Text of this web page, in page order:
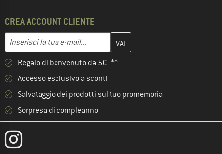
CREA ACCOUNT CLIENTE
Indirizzo e-mail
Inserisci qui il tuo indirizzo e-mail e crea il tuo account cliente
Regalo di benvenuto da 5€ **
Accesso esclusivo a sconti
Salvataggio dei prodotti sul tuo promemoria
Sorpresa di compleanno